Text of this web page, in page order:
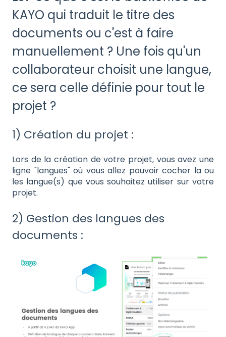
KAYO qui traduit le titre des
documents ou c'est à faire
manuellement ? Une fois qu'un
collaborateur choisit une langue,
ce sera celle définie pour tout le
projet ?
1) Création du projet :
Lors de la création de votre projet, vous avez une
ligne "langues" où vous allez pouvoir cocher la ou
les langue(s) que vous souhaitez utiliser sur votre
projet.
2) Gestion des langues des
documents :